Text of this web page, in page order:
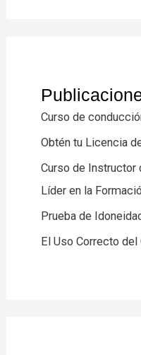
Curso de
Obtén tu Licencia
Curso de Instructor
Líder en la
Prueba de
El Uso Correcto del